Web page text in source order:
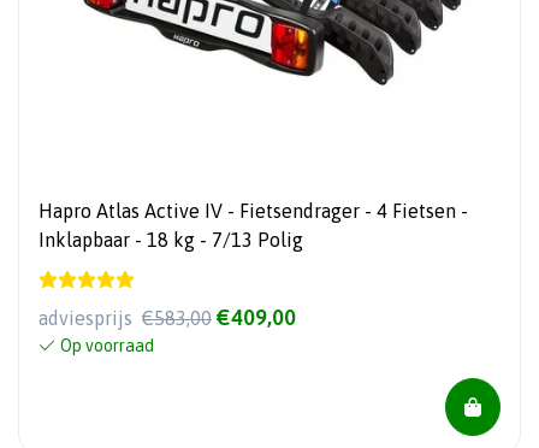
Hapro Atlas Active IV - Fietsendrager - 4 Fietsen -
Inklapbaar - 18 kg - 7/13 Polig
adviesprijs €583,00 €409,00
Op voorraad